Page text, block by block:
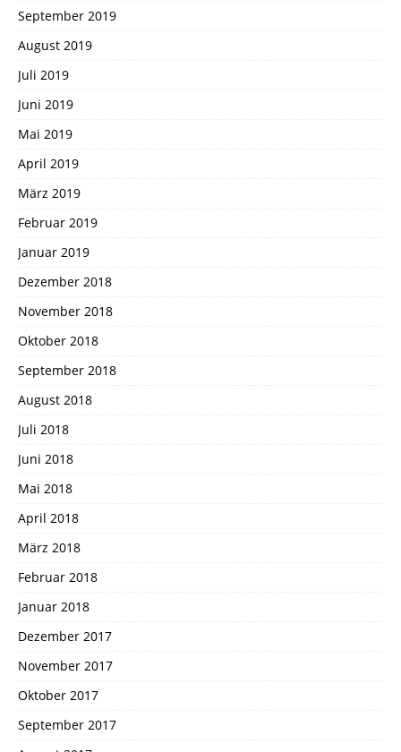
September 2019
August 2019
Juli 2019
Juni 2019
Mai 2019
April 2019
März 2019
Februar 2019
Januar 2019
Dezember 2018
November 2018
Oktober 2018
September 2018
August 2018
Juli 2018
Juni 2018
Mai 2018
April 2018
März 2018
Februar 2018
Januar 2018
Dezember 2017
November 2017
Oktober 2017
September 2017